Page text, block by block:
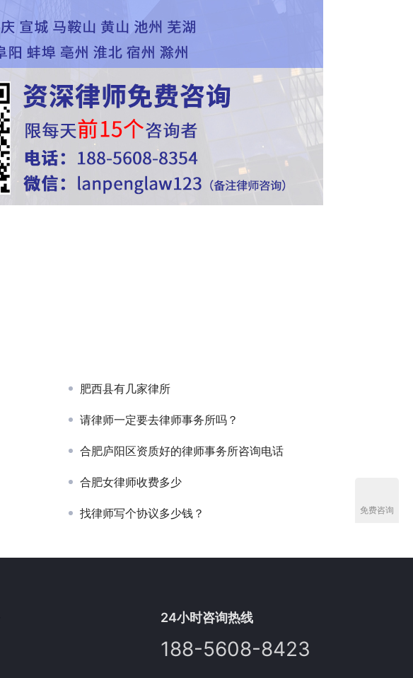
肥西县有几家律所
请律师一定要去律师事务所吗？
合肥庐阳区资质好的律师事务所咨询电话
合肥女律师收费多少
找律师写个协议多少钱？
24小时咨询热线
188-5608-8423
免费咨询